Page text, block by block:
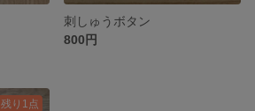
刺しゅうボタン
800円
残り1点